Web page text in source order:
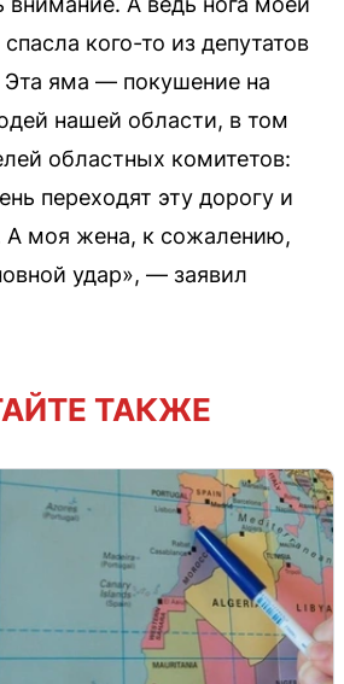
кого-то из депутатов
яма — покушение на
нашей области, в том
областных комитетов:
переходят эту дорогу и
моя жена, к сожалению,
удар», — заявил
ТАКЖЕ